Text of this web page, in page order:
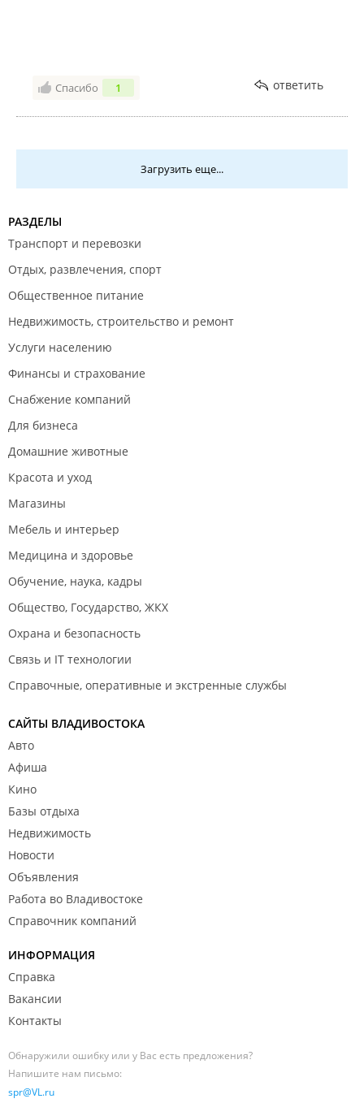
Спасибо 1 ответить
Загрузить еще...
РАЗДЕЛЫ
Транспорт и перевозки
Отдых, развлечения, спорт
Общественное питание
Недвижимость, строительство и ремонт
Услуги населению
Финансы и страхование
Снабжение компаний
Для бизнеса
Домашние животные
Красота и уход
Магазины
Мебель и интерьер
Медицина и здоровье
Обучение, наука, кадры
Общество, Государство, ЖКХ
Охрана и безопасность
Связь и IT технологии
Справочные, оперативные и экстренные службы
САЙТЫ ВЛАДИВОСТОКА
Авто
Афиша
Кино
Базы отдыха
Недвижимость
Новости
Объявления
Работа во Владивостоке
Справочник компаний
ИНФОРМАЦИЯ
Справка
Вакансии
Контакты
Обнаружили ошибку или у Вас есть предложения?
Напишите нам письмо:
spr@VL.ru